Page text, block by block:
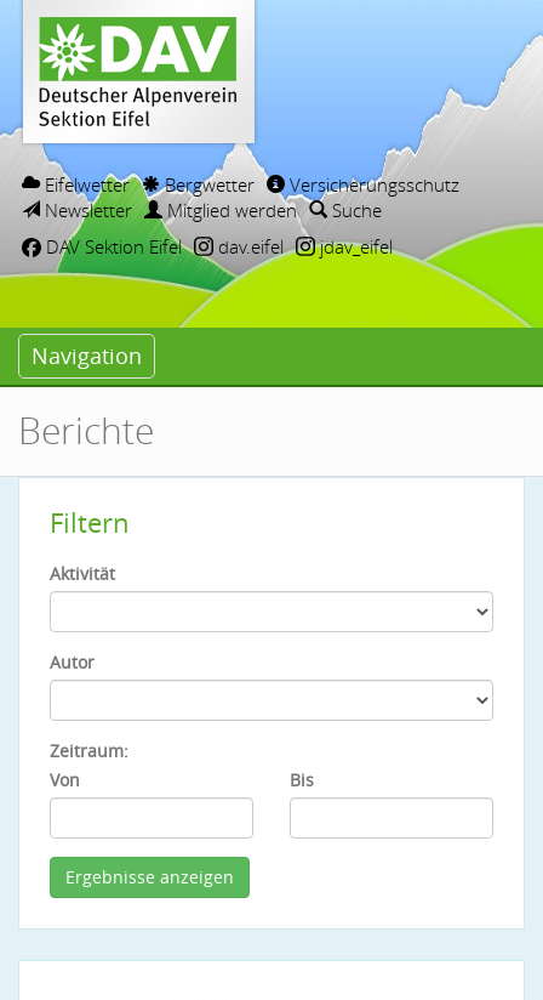
Eifelwetter Bergwetter
Versicherungsschutz
Newsletter
Mitglied werden
Suche
DAV Sektion Eifel
dav.eifel jdav_eifel
Navigation
Berichte
Filtern
Aktivität
Autor
Zeitraum:
Von
Bis